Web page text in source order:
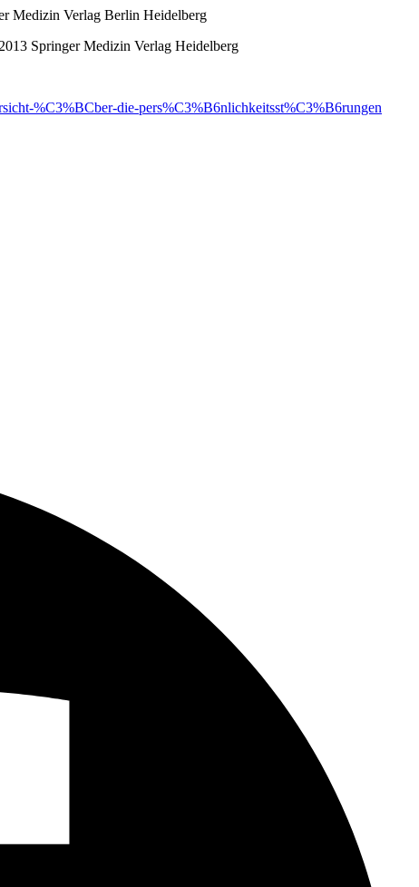
Medizin Verlag Berlin Heidelberg
Springer Medizin Verlag Heidelberg
%C3%BCber-die-pers%C3%B6nlichkeitsst%C3%B6rungen